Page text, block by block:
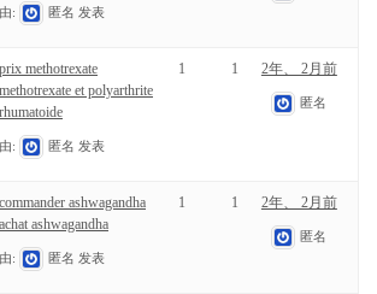
由: 匿名 发表
prix methotrexate
methotrexate et polyarthrite
rhumatoide
由: 匿名 发表
1 1 2年、 2月前
匿名
commander ashwagandha
achat ashwagandha
由: 匿名 发表
1 1 2年、 2月前
匿名